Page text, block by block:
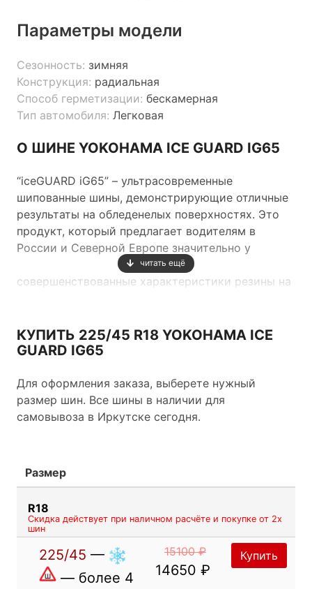
Параметры модели
Сезонность: зимняя
Конструкция: радиальная
Способ герметизации: бескамерная
Тип автомобиля: Легковая
О ШИНЕ YOKOHAMA ICE GUARD IG65
“iceGUARD iG65” – ультрасовременные
шипованные шины, демонстрирующие отличные
результаты на обледенелых поверхностях. Это
продукт, который предлагает водителям в
России и Северной Европе значительно у
совершенствованные характеристики резины на
более раннего варианта “iceGUARD”, iceGUARD
iG55”, которые получили признание за
с дорогой. У новых шин больше шипов и новое
распределение отверстий для шипов, когда
шипы располагаются в центре протектора шины,
включая снег, влажное и сухое покрытие, также
были улучшены.
читать ещё
КУПИТЬ 225/45 R18 YOKOHAMA ICE
GUARD IG65
Для оформления заказа, выберете нужный
размер шин. Все шины в наличии для
самовывоза в Иркутске сегодня.
Размер
R18
Скидка действует при наличном расчёте и покупке от 2х
шин
225/45 —
— более 4
15100 ₽
14650 ₽
Купить